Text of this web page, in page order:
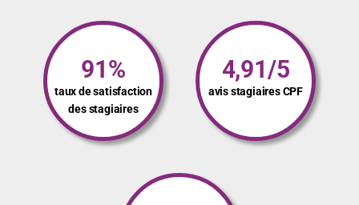
91%
taux de satisfaction
des stagiaires
4,91/5
avis stagiaires CPF